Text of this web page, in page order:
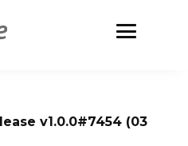
v1.0.0#7454 (03